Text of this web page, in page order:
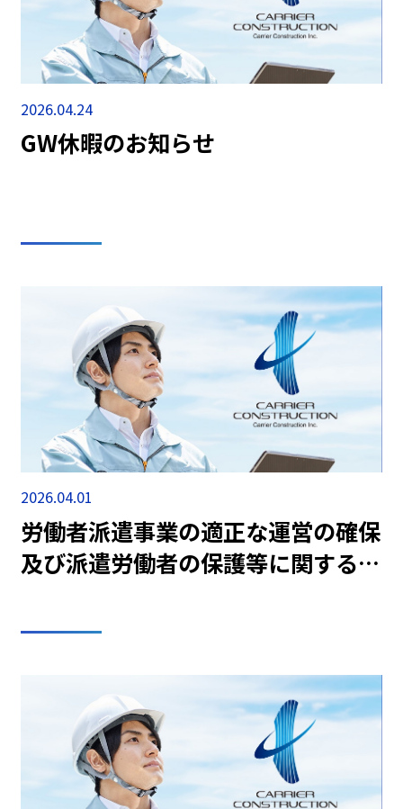
2026.04.24
GW休暇のお知らせ
2026.04.01
労働者派遣事業の適正な運営の確保
及び派遣労働者の保護等に関する法